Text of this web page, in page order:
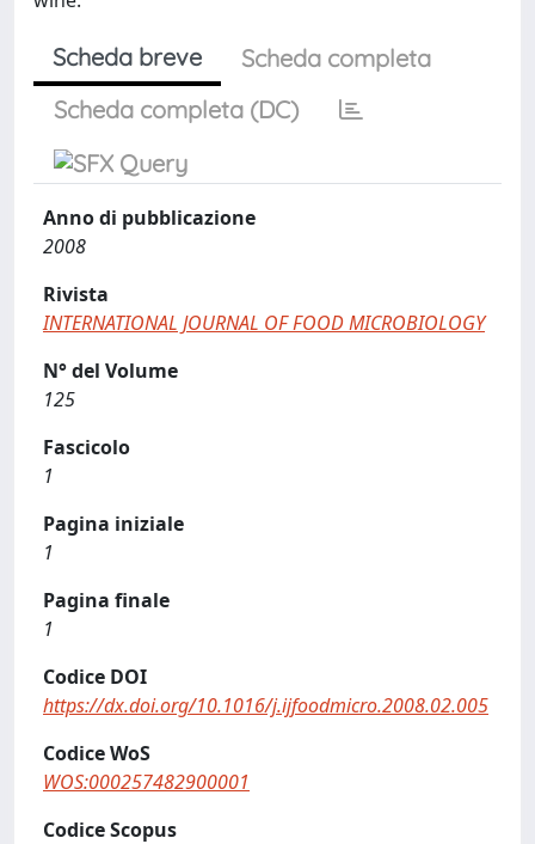
Scheda breve
Scheda completa
Scheda completa (DC)
Anno di pubblicazione
2008
Rivista
INTERNATIONAL JOURNAL OF FOOD MICROBIOLOGY
N° del Volume
125
Fascicolo
1
Pagina iniziale
1
Pagina finale
1
Codice DOI
https://dx.doi.org/10.1016/j.ijfoodmicro.2008.02.005
Codice WoS
WOS:000257482900001
Codice Scopus